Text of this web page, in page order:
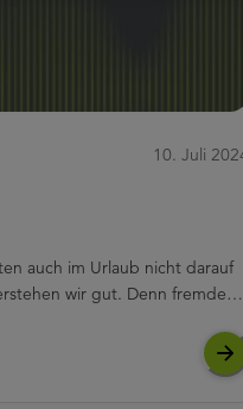
10. Juli
auch im Urlaub nicht darauf
wir gut. Denn fremde
einzigartigen Erlebnis. In
Tipps und Tricks für Ihren